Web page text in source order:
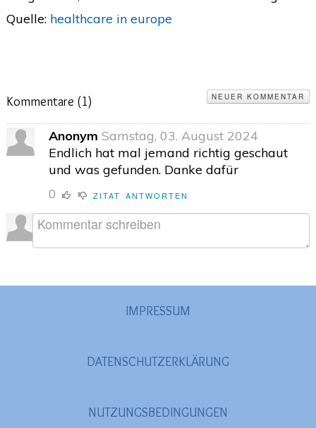
Quelle: healthcare in europe
Kommentare (1) NEUER KOMMENTAR
Anonym Samstag, 03. August 2024
Endlich hat mal jemand richtig geschaut
und was gefunden. Danke dafür
0
ZITAT ANTWORTEN
IMPRESSUM
DATENSCHUTZERKLÄRUNG
NUTZUNGSBEDINGUNGEN